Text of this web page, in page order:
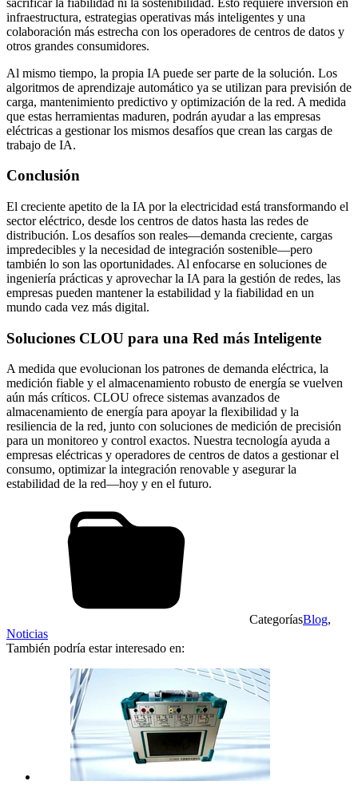
infraestructura, estrategias operativas más inteligentes y una
colaboración más estrecha con los operadores de centros de datos y
otros grandes consumidores.
Al mismo tiempo, la propia IA puede ser parte de la solución. Los
algoritmos de aprendizaje automático ya se utilizan para previsión de
carga, mantenimiento predictivo y optimización de la red. A medida
que estas herramientas maduren, podrán ayudar a las empresas
eléctricas a gestionar los mismos desafíos que crean las cargas de
trabajo de IA.
Conclusión
El creciente apetito de la IA por la electricidad está transformando el
sector eléctrico, desde los centros de datos hasta las redes de
distribución. Los desafíos son reales—demanda creciente, cargas
impredecibles y la necesidad de integración sostenible—pero
también lo son las oportunidades. Al enfocarse en soluciones de
ingeniería prácticas y aprovechar la IA para la gestión de redes, las
empresas pueden mantener la estabilidad y la fiabilidad en un
mundo cada vez más digital.
Soluciones CLOU para una Red más Inteligente
A medida que evolucionan los patrones de demanda eléctrica, la
medición fiable y el almacenamiento robusto de energía se vuelven
aún más críticos. CLOU ofrece sistemas avanzados de
almacenamiento de energía para apoyar la flexibilidad y la
resiliencia de la red, junto con soluciones de medición de precisión
para un monitoreo y control exactos. Nuestra tecnología ayuda a
empresas eléctricas y operadores de centros de datos a gestionar el
consumo, optimizar la integración renovable y asegurar la
estabilidad de la red—hoy y en el futuro.
CategoríasBlog,
Noticias
También podría estar interesado en: